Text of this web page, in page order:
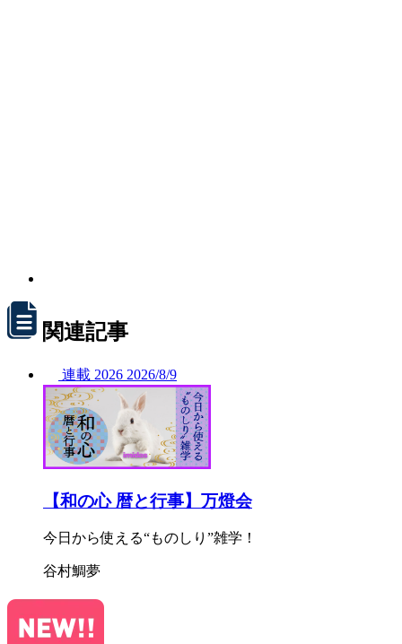
関連記事
連載 2026 2026/8/9
【和の心 暦と行事】万燈会
今日から使える“ものしり”雑学！
谷村鯛夢